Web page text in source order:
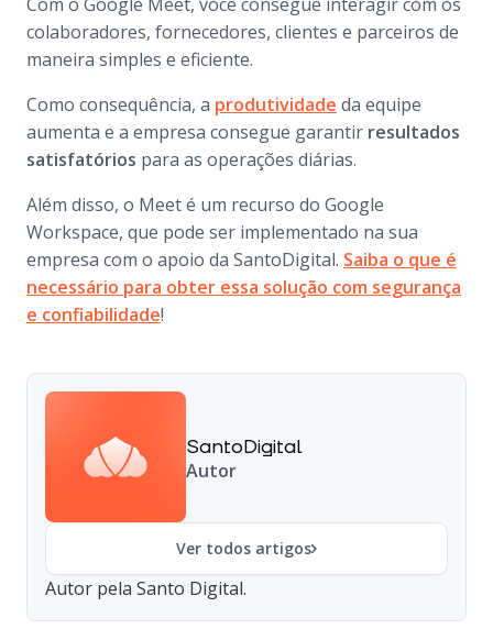
colaboradores, fornecedores, clientes e parceiros de
maneira simples e eficiente.
Como consequência, a produtividade da equipe
aumenta e a empresa consegue garantir resultados
satisfatórios para as operações diárias.
Além disso, o Meet é um recurso do Google
Workspace, que pode ser implementado na sua
empresa com o apoio da SantoDigital. Saiba o que é
necessário para obter essa solução com segurança
e confiabilidade!
SantoDigital
Autor
Ver todos artigos
Autor pela Santo Digital.